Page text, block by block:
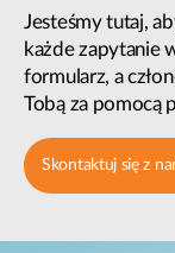
Jesteśmy tutaj,
każde zapytanie
formularz, a
Tobą za pomocą
Skontaktuj się z